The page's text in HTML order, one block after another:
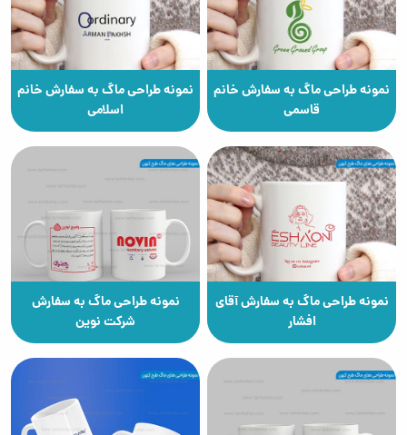
نمونه طراحی ماگ به سفارش خانم
قاسمی
نمونه طراحی ماگ به سفارش خانم
اسلامی
نمونه طراحی ماگ به سفارش آقای
افشار
نمونه طراحی ماگ به سفارش
شرکت نوین